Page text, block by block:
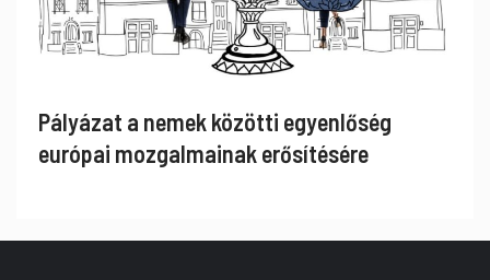
Pályázat a nemek közötti egyenlőség
európai mozgalmainak erősítésére